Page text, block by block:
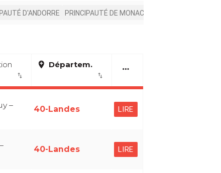
D'ANDORRE PRINCIPAUTÉ DE MONACO
import_export
add_location Départem.
import_export
more_horiz
–
40-Landes LIRE
40-Landes LIRE